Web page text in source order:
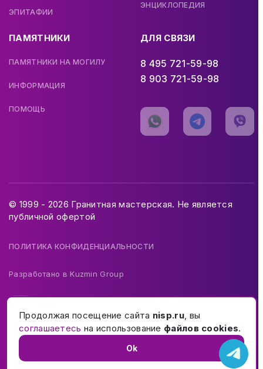
ЭПИТАФИИ
ЭНЦИКЛОПЕДИЯ
ПАМЯТНИКИ
ПАМЯТНИКИ НА МОГИЛУ
ИНФОРМАЦИЯ
ПОМОЩЬ
ДЛЯ СВЯЗИ
8 495 721-59-98
8 903 721-59-98
© 1999 - 2026 Гранитная мастерская. Не является
публичной офертой
ПОЛИТИКА КОНФИДЕНЦИАЛЬНОСТИ
Разработано вKuzmin Group
Продолжая посещение сайта nisp.ru, вы
соглашаетесь на использование файлов cookies.
Ok